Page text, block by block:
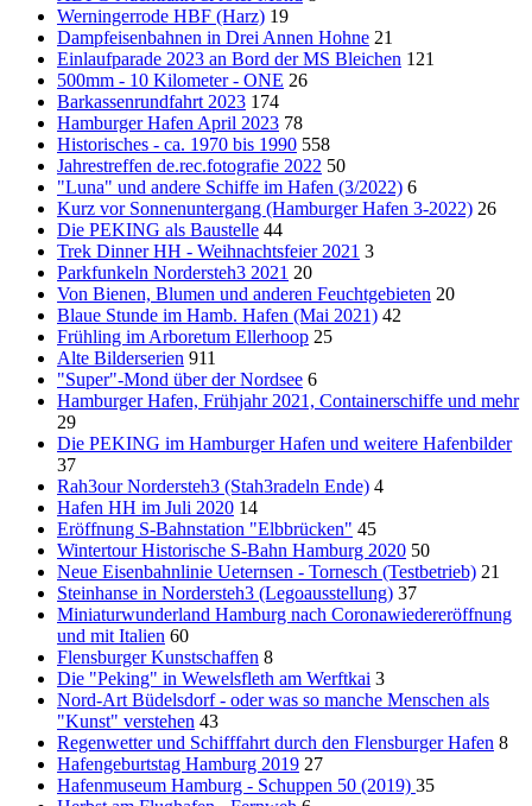
Werningerrode HBF (Harz) 19
Dampfeisenbahnen in Drei Annen Hohne 21
Einlaufparade 2023 an Bord der MS Bleichen 121
500mm - 10 Kilometer - ONE 26
Barkassenrundfahrt 2023 174
Hamburger Hafen April 2023 78
Historisches - ca. 1970 bis 1990 558
Jahrestreffen de.rec.fotografie 2022 50
"Luna" und andere Schiffe im Hafen (3/2022) 6
Kurz vor Sonnenuntergang (Hamburger Hafen 3-2022) 26
Die PEKING als Baustelle 44
Trek Dinner HH - Weihnachtsfeier 2021 3
Parkfunkeln Nordersteh3 2021 20
Von Bienen, Blumen und anderen Feuchtgebieten 20
Blaue Stunde im Hamb. Hafen (Mai 2021) 42
Frühling im Arboretum Ellerhoop 25
Alte Bilderserien 911
"Super"-Mond über der Nordsee 6
Hamburger Hafen, Frühjahr 2021, Containerschiffe und mehr
29
Die PEKING im Hamburger Hafen und weitere Hafenbilder
37
Rah3our Nordersteh3 (Stah3radeln Ende) 4
Hafen HH im Juli 2020 14
Eröffnung S-Bahnstation "Elbbrücken" 45
Wintertour Historische S-Bahn Hamburg 2020 50
Neue Eisenbahnlinie Ueternsen - Tornesch (Testbetrieb) 21
Steinhanse in Nordersteh3 (Legoausstellung) 37
Miniaturwunderland Hamburg nach Coronawiedereröffnung
und mit Italien 60
Flensburger Kunstschaffen 8
Die "Peking" in Wewelsfleth am Werftkai 3
Nord-Art Büdelsdorf - oder was so manche Menschen als
"Kunst" verstehen 43
Regenwetter und Schifffahrt durch den Flensburger Hafen 8
Hafengeburtstag Hamburg 2019 27
Hafenmuseum Hamburg - Schuppen 50 (2019) 35